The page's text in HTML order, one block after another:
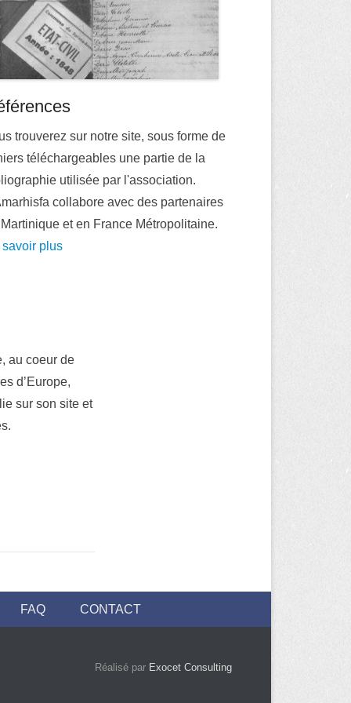
trouverez sur notre site, sous forme de
téléchargeables une partie de la
utilisée par l'association.
collabore avec des partenaires
et en France Métropolitaine.
plus
au coeur de
d’Europe,
sur son site et
FAQ CONTACT
Réalisé par Exocet Consulting